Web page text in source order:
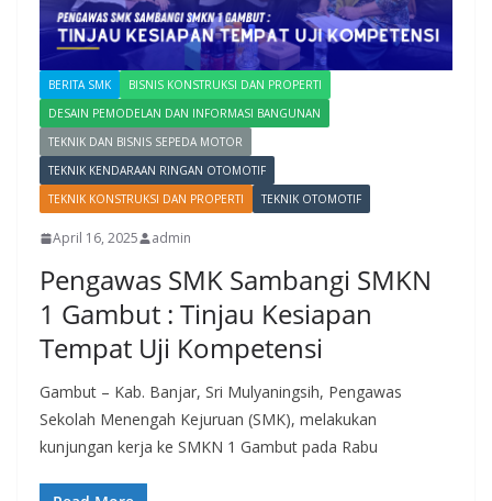
BERITA SMK
BISNIS KONSTRUKSI DAN PROPERTI
DESAIN PEMODELAN DAN INFORMASI BANGUNAN
TEKNIK DAN BISNIS SEPEDA MOTOR
TEKNIK KENDARAAN RINGAN OTOMOTIF
TEKNIK KONSTRUKSI DAN PROPERTI
TEKNIK OTOMOTIF
April 16, 2025 admin
Pengawas SMK Sambangi SMKN
1 Gambut : Tinjau Kesiapan
Tempat Uji Kompetensi
Gambut – Kab. Banjar, Sri Mulyaningsih, Pengawas
Sekolah Menengah Kejuruan (SMK), melakukan
kunjungan kerja ke SMKN 1 Gambut pada Rabu